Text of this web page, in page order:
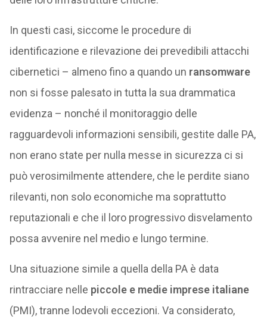
In questi casi, siccome le procedure di
identificazione e rilevazione dei prevedibili attacchi
cibernetici – almeno fino a quando un ransomware
non si fosse palesato in tutta la sua drammatica
evidenza – nonché il monitoraggio delle
ragguardevoli informazioni sensibili, gestite dalle PA,
non erano state per nulla messe in sicurezza ci si
può verosimilmente attendere, che le perdite siano
rilevanti, non solo economiche ma soprattutto
reputazionali e che il loro progressivo disvelamento
possa avvenire nel medio e lungo termine.
Una situazione simile a quella della PA è data
rintracciare nelle piccole e medie imprese italiane
(PMI), tranne lodevoli eccezioni. Va considerato,